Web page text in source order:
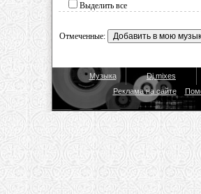
Выделить все
Отмеченные:
Музыка Dj mixes
Реклама на сайте